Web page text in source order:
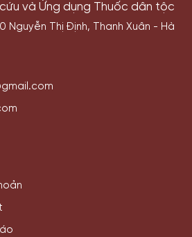
và Ứng dụng Thuốc dân tộc
Nguyễn Thị Định, Thanh Xuân - Hà